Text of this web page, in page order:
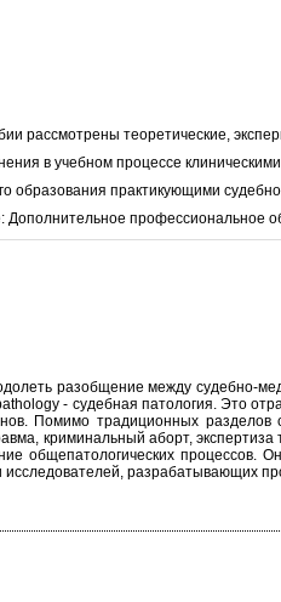
рассмотрены теоретические,
в учебном процессе
образования практикующими
Дополнительное профессиональное
разобщение между судебно-
- судебная патология. Это
Помимо традиционных разделов
криминальный аборт,
общепатологических процессов.
исследователей, разрабатывающих